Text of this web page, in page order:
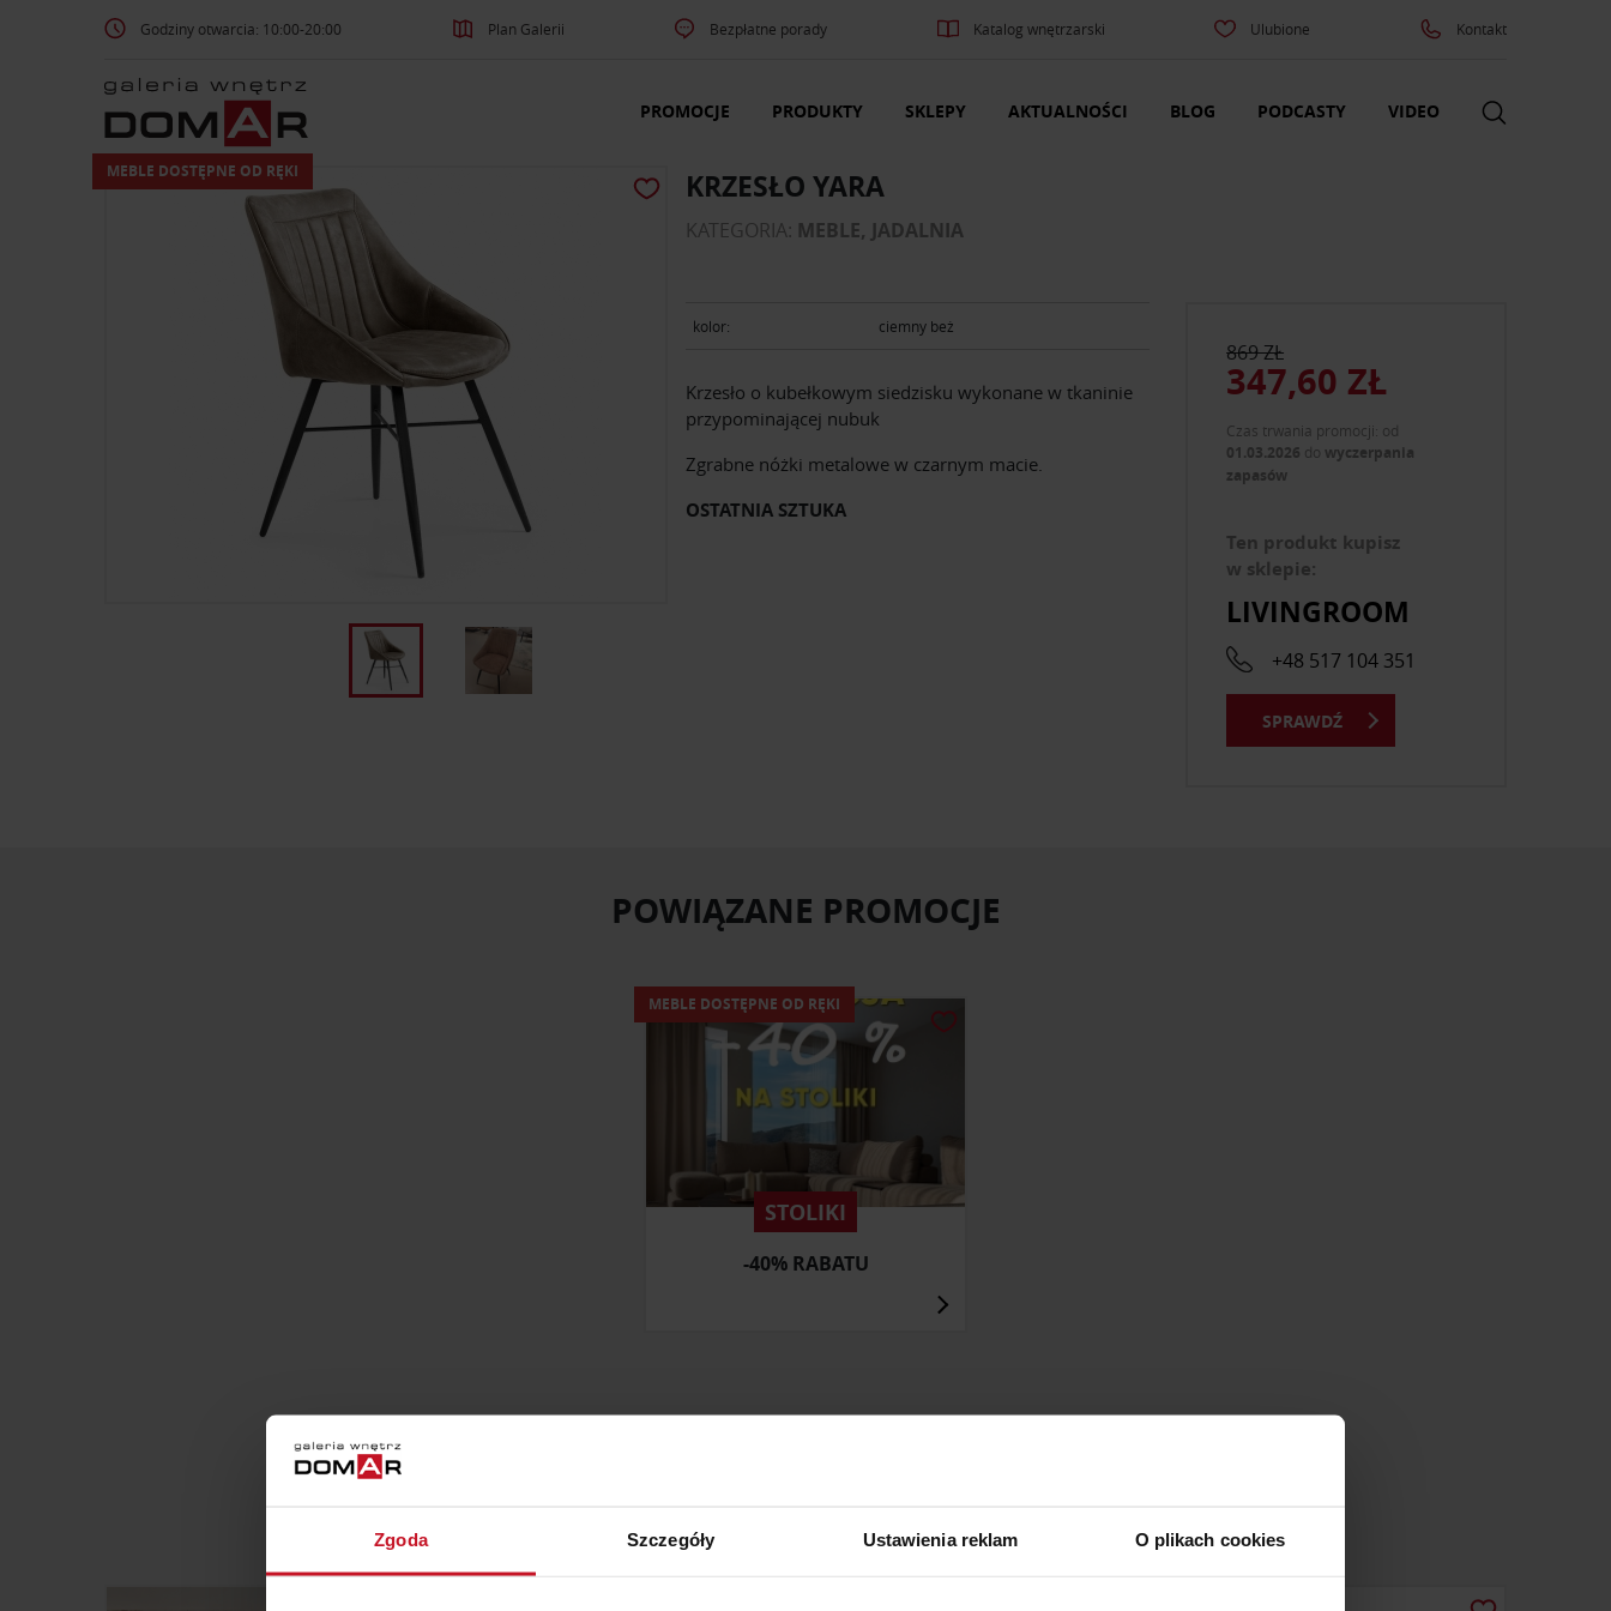
Zgoda Szczegóły Ustawienia reklam O plikach cookies
Godziny otwarcia: 10:00-20:00 Plan Galerii Bezpłatne porady Katalog wnętrzarski Ulubione Kontakt
PROMOCJE PRODUKTY SKLEPY AKTUALNOŚCI BLOG PODCASTY VIDEO
MEBLE DOSTĘPNE OD RĘKI KRZESŁO YARA
KATEGORIA: MEBLE, JADALNIA
kolor: ciemny beż
Krzesło o kubełkowym siedzisku wykonane w tkaninie
przypominającej nubuk
Zgrabne nóżki metalowe w czarnym macie.
OSTATNIA SZTUKA
869 ZŁ
347,60 ZŁ
Czas trwania promocji: od
01.03.2026 do wyczerpania
zapasów
Ten produkt kupisz
w sklepie:
LIVINGROOM
+48 517 104 351
SPRAWDŹ
POWIĄZANE PROMOCJE
STOLIKI
-40% RABATU
MEBLE DOSTĘPNE OD RĘKI